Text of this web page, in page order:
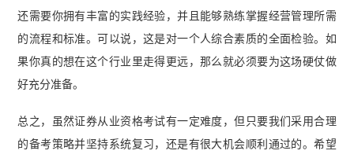
还需要你拥有丰富的实践经验，并且能够熟练掌握经营管理所需
的流程和标准。可以说，这是对一个人综合素质的全面检验。如
果你真的想在这个行业里走得更远，那么就必须要为这场硬仗做
好充分准备。
总之，虽然证券从业资格考试有一定难度，但只要我们采用合理
的备考策略并坚持系统复习，还是有很大机会顺利通过的。希望